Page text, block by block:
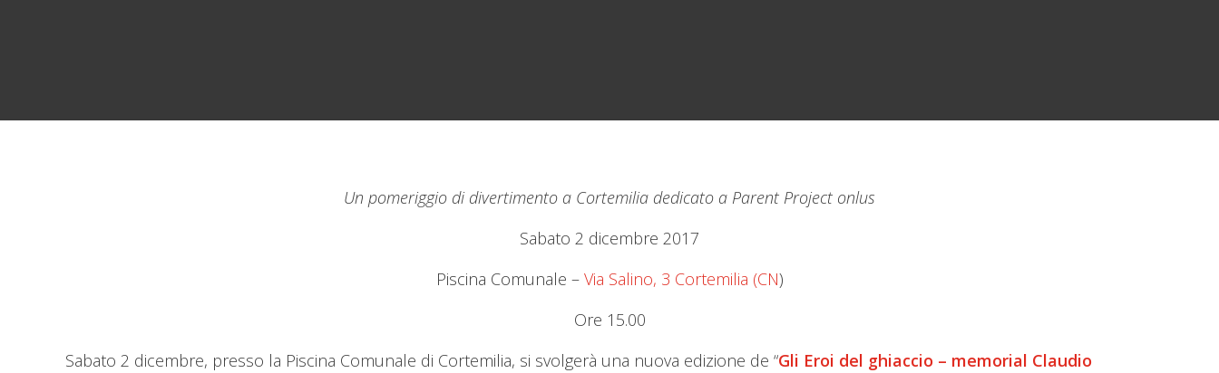
Un pomeriggio di divertimento a Cortemilia dedicato a Parent Project onlus
Sabato 2 dicembre 2017
Piscina Comunale – Via Salino, 3 Cortemilia (CN)
Ore 15.00
Sabato 2 dicembre, presso la Piscina Comunale di Cortemilia, si svolgerà una nuova edizione de “Gli Eroi del ghiaccio – memorial Claudio